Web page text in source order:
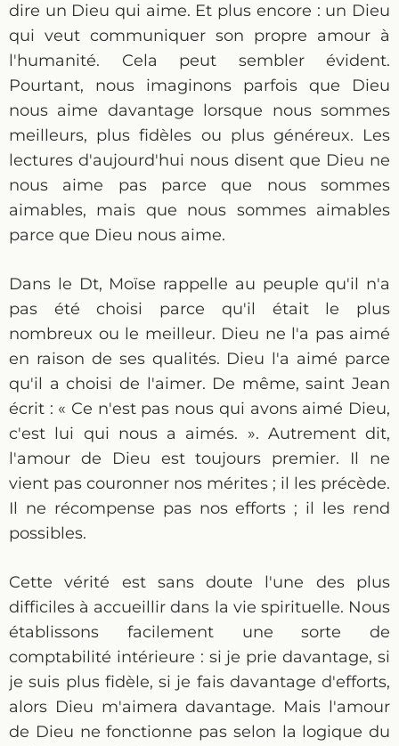
dire un Dieu qui aime. Et plus encore : un Dieu
qui veut communiquer son propre amour à
l'humanité. Cela peut sembler évident.
Pourtant, nous imaginons parfois que Dieu
nous aime davantage lorsque nous sommes
meilleurs, plus fidèles ou plus généreux. Les
lectures d'aujourd'hui nous disent que Dieu ne
nous aime pas parce que nous sommes
aimables, mais que nous sommes aimables
parce que Dieu nous aime.
Dans le Dt, Moïse rappelle au peuple qu'il n'a
pas été choisi parce qu'il était le plus
nombreux ou le meilleur. Dieu ne l'a pas aimé
en raison de ses qualités. Dieu l'a aimé parce
qu'il a choisi de l'aimer. De même, saint Jean
écrit : « Ce n'est pas nous qui avons aimé Dieu,
c'est lui qui nous a aimés. ». Autrement dit,
l'amour de Dieu est toujours premier. Il ne
vient pas couronner nos mérites ; il les précède.
Il ne récompense pas nos efforts ; il les rend
possibles.
Cette vérité est sans doute l'une des plus
difficiles à accueillir dans la vie spirituelle. Nous
établissons facilement une sorte de
comptabilité intérieure : si je prie davantage, si
je suis plus fidèle, si je fais davantage d'efforts,
alors Dieu m'aimera davantage. Mais l'amour
de Dieu ne fonctionne pas selon la logique du